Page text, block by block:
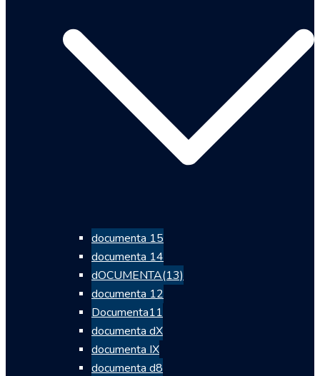
documenta 15
documenta 14
dOCUMENTA(13)
documenta 12
Documenta11
documenta dX
documenta IX
documenta d8